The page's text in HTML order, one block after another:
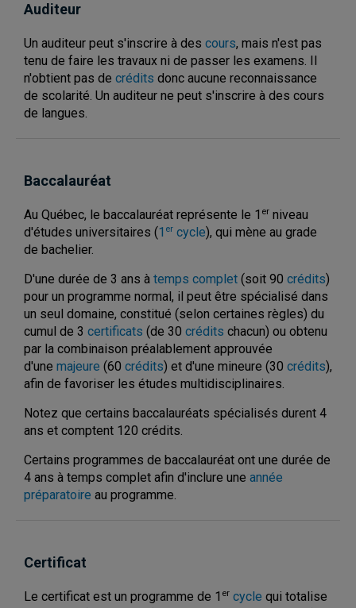
Auditeur
Un auditeur peut s'inscrire à des cours, mais n'est pas
tenu de faire les travaux ni de passer les examens. Il
n'obtient pas de crédits donc aucune reconnaissance
de scolarité. Un auditeur ne peut s'inscrire à des cours
de langues.
Baccalauréat
Au Québec, le baccalauréat représente le 1 er niveau
d'études universitaires (1 er cycle), qui mène au grade
de bachelier.
D'une durée de 3 ans à temps complet (soit 90 crédits)
pour un programme normal, il peut être spécialisé dans
un seul domaine, constitué (selon certaines règles) du
cumul de 3 certificats (de 30 crédits chacun) ou obtenu
par la combinaison préalablement approuvée
d'une majeure (60 crédits) et d'une mineure (30 crédits),
afin de favoriser les études multidisciplinaires.
Notez que certains baccalauréats spécialisés durent 4
ans et comptent 120 crédits.
Certains programmes de baccalauréat ont une durée de
4 ans à temps complet afin d'inclure une année
préparatoire au programme.
Certificat
Le certificat est un programme de 1 er cycle qui totalise